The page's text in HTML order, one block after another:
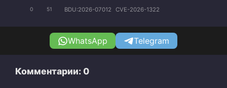
0 51 BDU:2026-07012 CVE-2026-1322
WhatsApp Telegram
Комментарии: 0